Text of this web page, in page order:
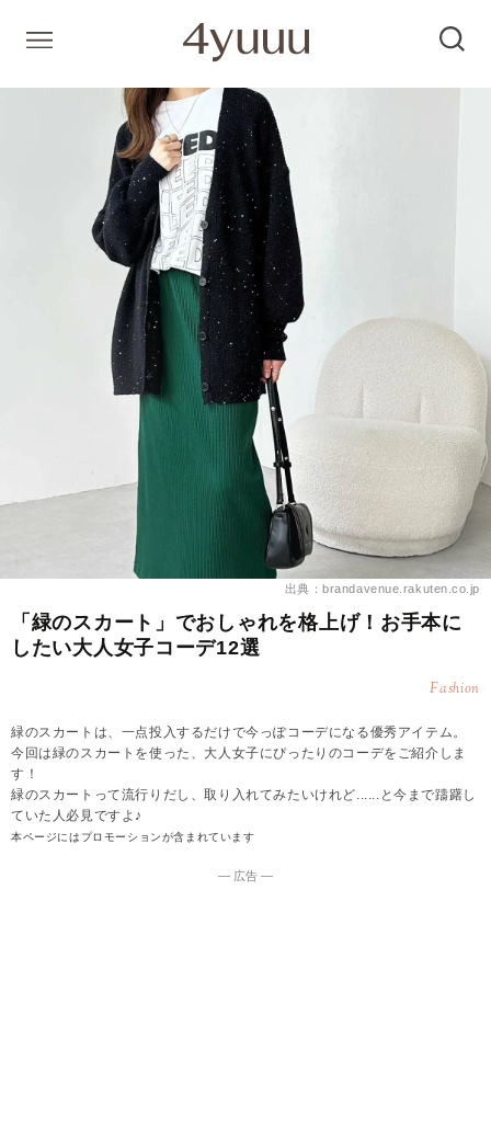
出典：brandavenue.rakuten.co.jp
「緑のスカート」でおしゃれを格上げ！お手本に
したい大人女子コーデ12選
Fashion
緑のスカートは、一点投入するだけで今っぽコーデになる優秀アイテム。
今回は緑のスカートを使った、大人女子にぴったりのコーデをご紹介しま
す！
緑のスカートって流行りだし、取り入れてみたいけれど......と今まで躊躇し
ていた人必見ですよ♪
本ページにはプロモーションが含まれています
― 広告 ―